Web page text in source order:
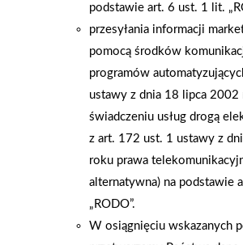
podstawie art. 6 ust. 1 lit.
przesyłania informacji
pomocą środków
programów
ustawy z dnia 18 lipca 2002
świadczeniu usług drogą
z art. 172 ust. 1 ustawy z
roku prawa
alternatywna) na podstawie
„RODO”.
W osiągnięciu wskazanych